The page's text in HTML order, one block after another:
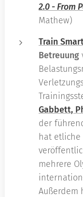
2.0 - From
Mathew)
Train
Betreuung
Gabbett,
der
hat etliche
mehrere
Außerdem